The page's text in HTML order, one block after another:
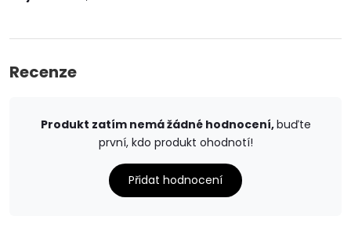
Recenze
Produkt zatím nemá žádné hodnocení,buďte
první, kdo produkt ohodnotí!
Přidat hodnocení